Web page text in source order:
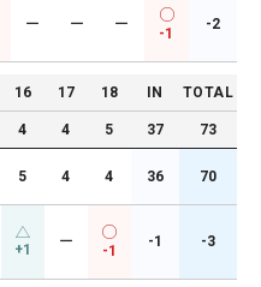
ー ー ー
-1
-2
16 17 18 IN TOTAL
4 4 5 37 73
5 4 4 36 70
+1 ー
-1
-1 -3